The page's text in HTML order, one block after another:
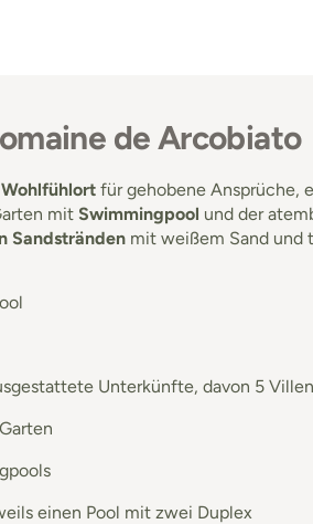
de Arcobiato
Wohlfühlort für gehobene Ansprüche,
mit Swimmingpool und der
Sandstränden mit weißem Sand und
Unterkünfte, davon 5
einen Pool mit zwei Duplex